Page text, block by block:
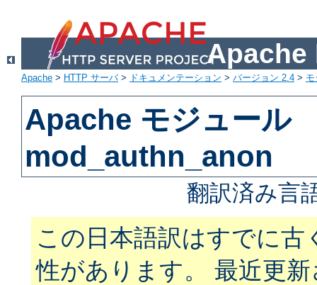
Apache
Apache > HTTP サーバ> ドキュメンテーション > バージョン 2.4 >
Apache モジュール
mod_authn_anon
翻訳済み言
この日本語訳はすでに古
性があります。 最近更